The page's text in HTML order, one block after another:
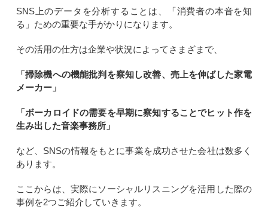
SNS上のデータを分析することは、「消費者の本音を知
る」ための重要な手がかりになります。
その活用の仕方は企業や状況によってさまざまで、
「掃除機への機能批判を察知し改善、売上を伸ばした家電
メーカー」
「ボーカロイドの需要を早期に察知することでヒット作を
生み出した音楽事務所」
など、SNSの情報をもとに事業を成功させた会社は数多く
あります。
ここからは、実際にソーシャルリスニングを活用した際の
事例を2つご紹介していきます。